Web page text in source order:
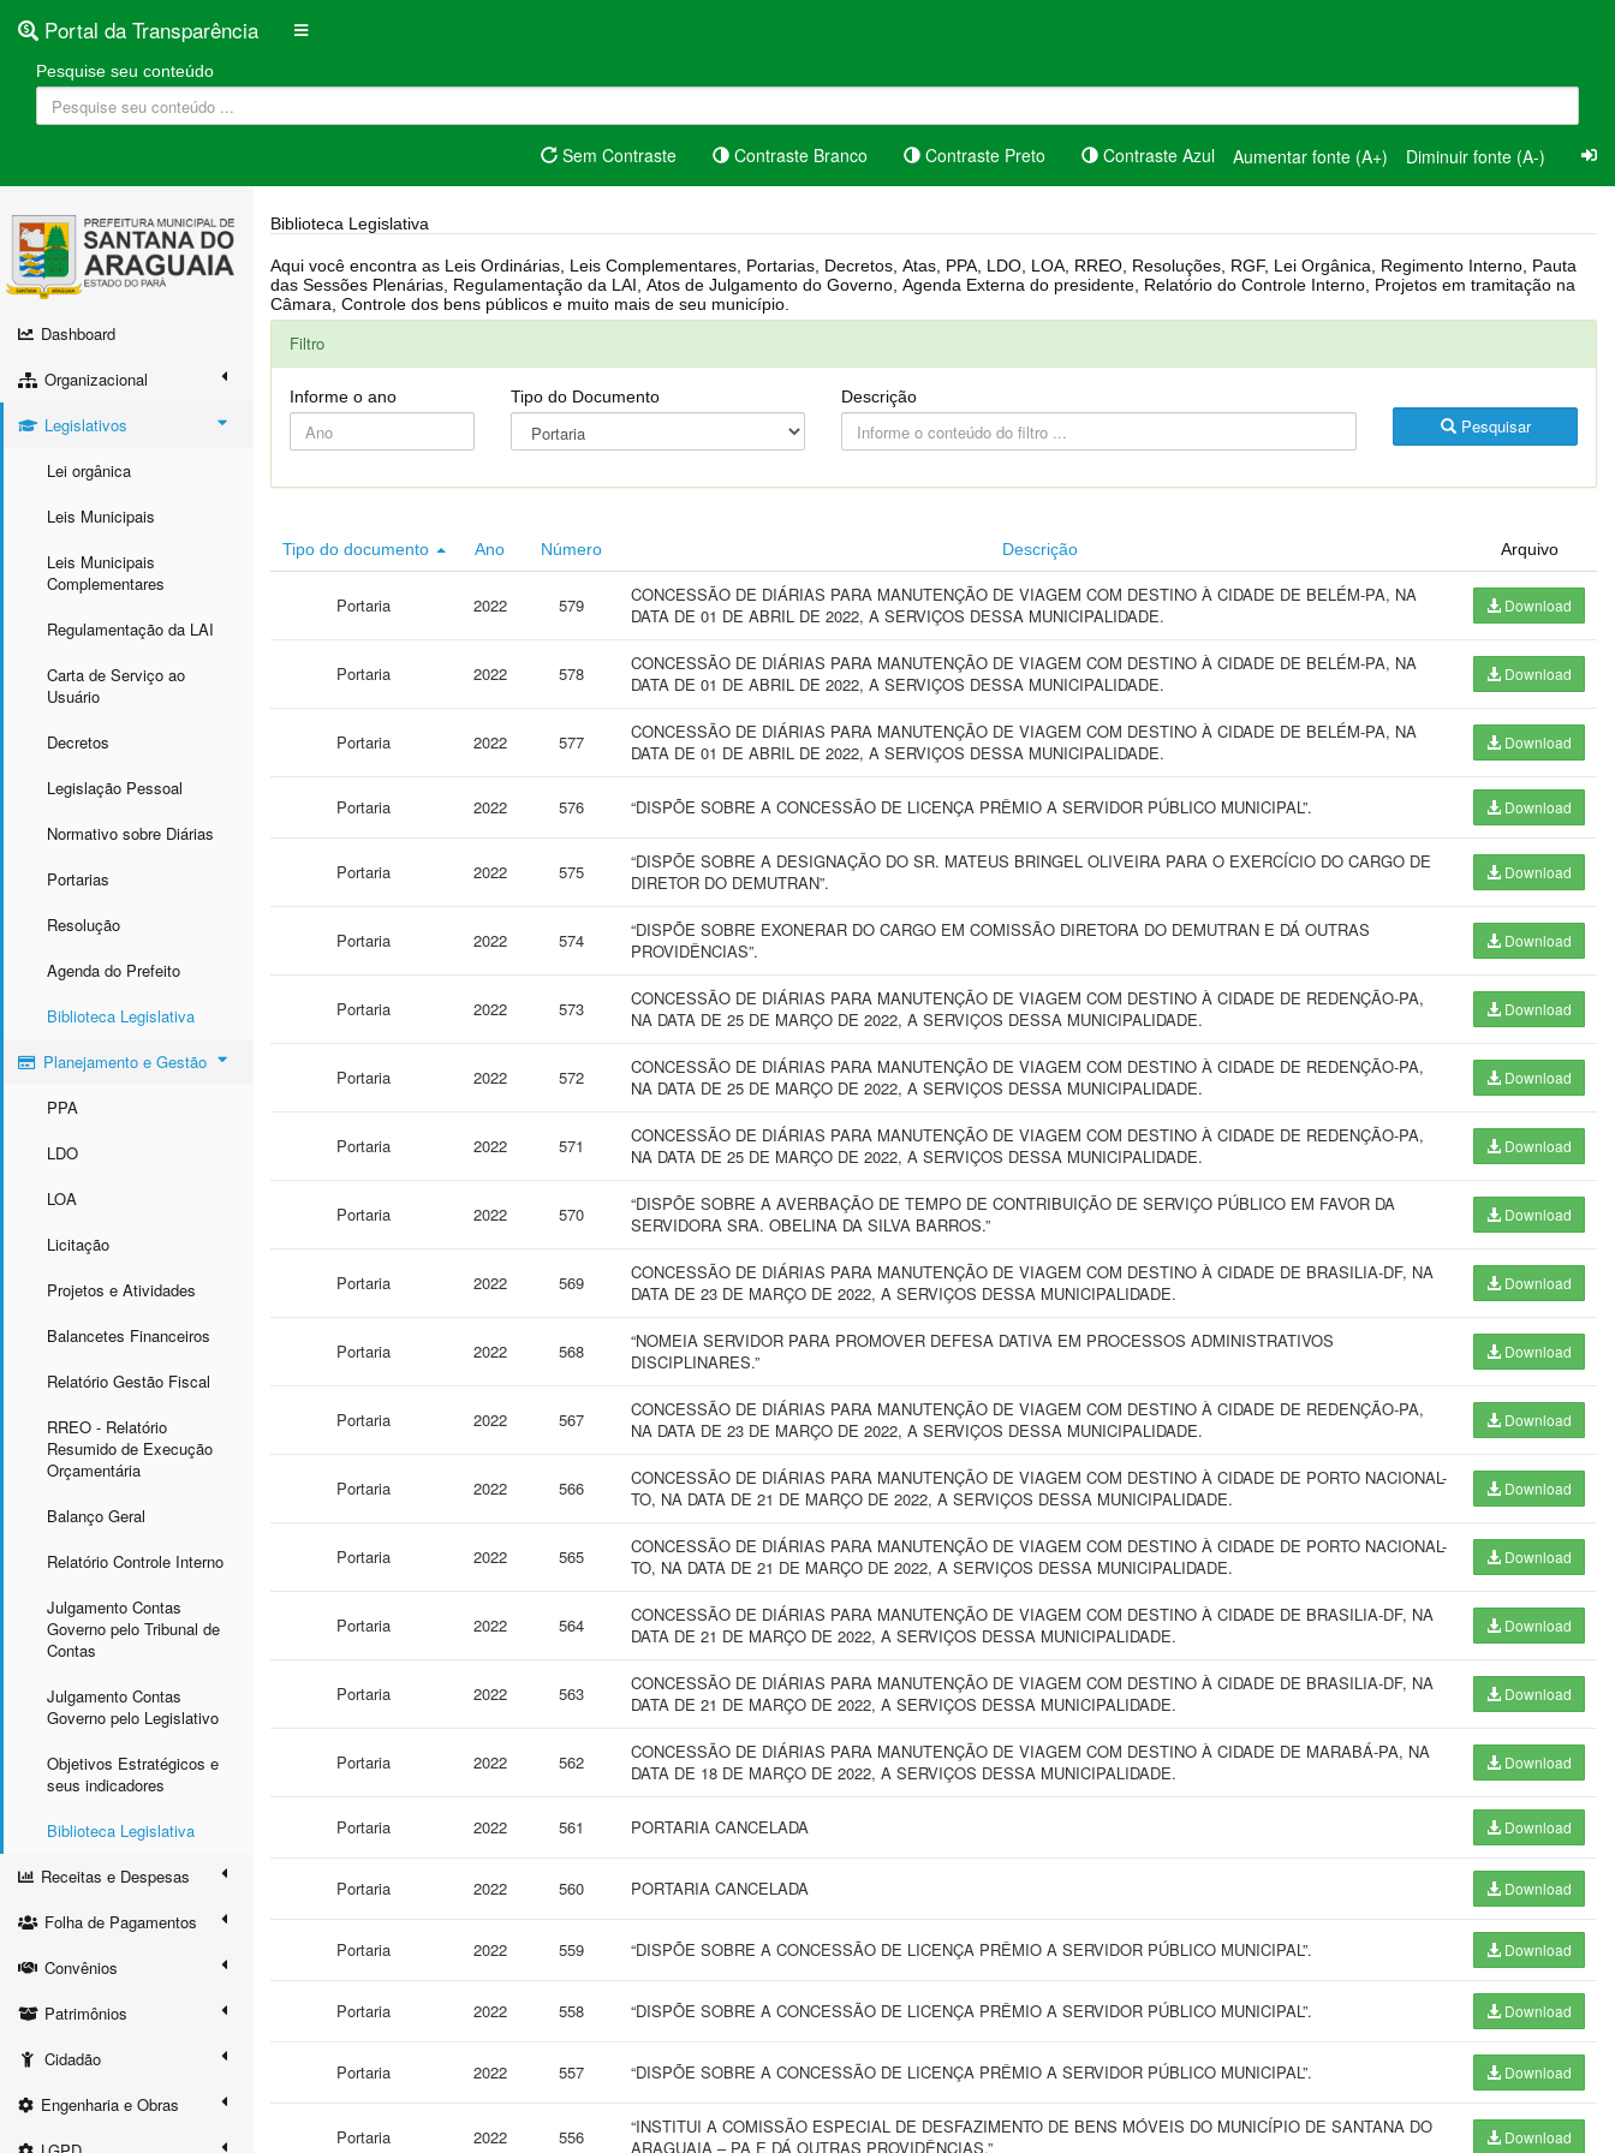
Portal da Transparência
Pesquise seu conteúdo
Sem Contraste Contraste Branco Contraste Preto Contraste Azul Aumentar fonte (A+) Diminuir fonte (A-)
Dashboard
Organizacional
Legislativos
Lei orgânica
Leis Municipais
Leis Municipais
Complementares
Regulamentação da LAI
Carta de Serviço ao
Usuário
Decretos
Legislação Pessoal
Normativo sobre Diárias
Portarias
Resolução
Agenda do Prefeito
Biblioteca Legislativa
Planejamento e Gestão
PPA
LDO
LOA
Licitação
Projetos e Atividades
Balancetes Financeiros
Relatório Gestão Fiscal
RREO - Relatório
Resumido de Execução
Orçamentária
Balanço Geral
Relatório Controle Interno
Julgamento Contas
Governo pelo Tribunal de
Contas
Julgamento Contas
Governo pelo Legislativo
Objetivos Estratégicos e
seus indicadores
Biblioteca Legislativa
Receitas e Despesas
Folha de Pagamentos
Convênios
Patrimônios
Cidadão
Engenharia e Obras
Biblioteca Legislativa
Aqui você encontra as Leis Ordinárias, Leis Complementares, Portarias, Decretos, Atas, PPA, LDO, LOA, RREO, Resoluções, RGF, Lei Orgânica, Regimento Interno, Pauta
das Sessões Plenárias, Regulamentação da LAI, Atos de Julgamento do Governo, Agenda Externa do presidente, Relatório do Controle Interno, Projetos em tramitação na
Câmara, Controle dos bens públicos e muito mais de seu município.
Filtro
Informe o ano Tipo do Documento Descrição
Pesquisar
Tipo do documento Ano Número Descrição Arquivo
Portaria 2022 579
CONCESSÃO DE DIÁRIAS PARA MANUTENÇÃO DE VIAGEM COM DESTINO À CIDADE DE BELÉM-PA, NA
DATA DE 01 DE ABRIL DE 2022, A SERVIÇOS DESSA MUNICIPALIDADE.
Download
Portaria 2022 578
CONCESSÃO DE DIÁRIAS PARA MANUTENÇÃO DE VIAGEM COM DESTINO À CIDADE DE BELÉM-PA, NA
DATA DE 01 DE ABRIL DE 2022, A SERVIÇOS DESSA MUNICIPALIDADE.
Download
Portaria 2022 577
CONCESSÃO DE DIÁRIAS PARA MANUTENÇÃO DE VIAGEM COM DESTINO À CIDADE DE BELÉM-PA, NA
DATA DE 01 DE ABRIL DE 2022, A SERVIÇOS DESSA MUNICIPALIDADE.
Download
Portaria 2022 576 “DISPÕE SOBRE A CONCESSÃO DE LICENÇA PRÊMIO A SERVIDOR PÚBLICO MUNICIPAL”. Download
Portaria 2022 575
“DISPÕE SOBRE A DESIGNAÇÃO DO SR. MATEUS BRINGEL OLIVEIRA PARA O EXERCÍCIO DO CARGO DE
DIRETOR DO DEMUTRAN”.
Download
Portaria 2022 574
“DISPÕE SOBRE EXONERAR DO CARGO EM COMISSÃO DIRETORA DO DEMUTRAN E DÁ OUTRAS
PROVIDÊNCIAS”.
Download
Portaria 2022 573
CONCESSÃO DE DIÁRIAS PARA MANUTENÇÃO DE VIAGEM COM DESTINO À CIDADE DE REDENÇÃO-PA,
NA DATA DE 25 DE MARÇO DE 2022, A SERVIÇOS DESSA MUNICIPALIDADE.
Download
Portaria 2022 572
CONCESSÃO DE DIÁRIAS PARA MANUTENÇÃO DE VIAGEM COM DESTINO À CIDADE DE REDENÇÃO-PA,
NA DATA DE 25 DE MARÇO DE 2022, A SERVIÇOS DESSA MUNICIPALIDADE.
Download
Portaria 2022 571
CONCESSÃO DE DIÁRIAS PARA MANUTENÇÃO DE VIAGEM COM DESTINO À CIDADE DE REDENÇÃO-PA,
NA DATA DE 25 DE MARÇO DE 2022, A SERVIÇOS DESSA MUNICIPALIDADE.
Download
Portaria 2022 570
“DISPÕE SOBRE A AVERBAÇÃO DE TEMPO DE CONTRIBUIÇÃO DE SERVIÇO PÚBLICO EM FAVOR DA
SERVIDORA SRA. OBELINA DA SILVA BARROS.”
Download
Portaria 2022 569
CONCESSÃO DE DIÁRIAS PARA MANUTENÇÃO DE VIAGEM COM DESTINO À CIDADE DE BRASILIA-DF, NA
DATA DE 23 DE MARÇO DE 2022, A SERVIÇOS DESSA MUNICIPALIDADE.
Download
Portaria 2022 568
“NOMEIA SERVIDOR PARA PROMOVER DEFESA DATIVA EM PROCESSOS ADMINISTRATIVOS
DISCIPLINARES.”
Download
Portaria 2022 567
CONCESSÃO DE DIÁRIAS PARA MANUTENÇÃO DE VIAGEM COM DESTINO À CIDADE DE REDENÇÃO-PA,
NA DATA DE 23 DE MARÇO DE 2022, A SERVIÇOS DESSA MUNICIPALIDADE.
Download
Portaria 2022 566
CONCESSÃO DE DIÁRIAS PARA MANUTENÇÃO DE VIAGEM COM DESTINO À CIDADE DE PORTO NACIONAL-
TO, NA DATA DE 21 DE MARÇO DE 2022, A SERVIÇOS DESSA MUNICIPALIDADE.
Download
Portaria 2022 565
CONCESSÃO DE DIÁRIAS PARA MANUTENÇÃO DE VIAGEM COM DESTINO À CIDADE DE PORTO NACIONAL-
TO, NA DATA DE 21 DE MARÇO DE 2022, A SERVIÇOS DESSA MUNICIPALIDADE.
Download
Portaria 2022 564
CONCESSÃO DE DIÁRIAS PARA MANUTENÇÃO DE VIAGEM COM DESTINO À CIDADE DE BRASILIA-DF, NA
DATA DE 21 DE MARÇO DE 2022, A SERVIÇOS DESSA MUNICIPALIDADE.
Download
Portaria 2022 563
CONCESSÃO DE DIÁRIAS PARA MANUTENÇÃO DE VIAGEM COM DESTINO À CIDADE DE BRASILIA-DF, NA
DATA DE 21 DE MARÇO DE 2022, A SERVIÇOS DESSA MUNICIPALIDADE.
Download
Portaria 2022 562
CONCESSÃO DE DIÁRIAS PARA MANUTENÇÃO DE VIAGEM COM DESTINO À CIDADE DE MARABÁ-PA, NA
DATA DE 18 DE MARÇO DE 2022, A SERVIÇOS DESSA MUNICIPALIDADE.
Download
Portaria 2022 561 PORTARIA CANCELADA Download
Portaria 2022 560 PORTARIA CANCELADA Download
Portaria 2022 559 “DISPÕE SOBRE A CONCESSÃO DE LICENÇA PRÊMIO A SERVIDOR PÚBLICO MUNICIPAL”. Download
Portaria 2022 558 “DISPÕE SOBRE A CONCESSÃO DE LICENÇA PRÊMIO A SERVIDOR PÚBLICO MUNICIPAL”. Download
Portaria 2022 557 “DISPÕE SOBRE A CONCESSÃO DE LICENÇA PRÊMIO A SERVIDOR PÚBLICO MUNICIPAL”. Download
Portaria 2022 556
“INSTITUI A COMISSÃO ESPECIAL DE DESFAZIMENTO DE BENS MÓVEIS DO MUNICÍPIO DE SANTANA DO
ARAGUAIA – PA E DÁ OUTRAS PROVIDÊNCIAS.”
Download